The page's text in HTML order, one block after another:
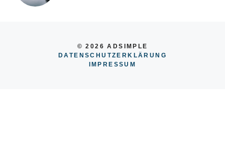
© 2026 ADSIMPLE
DATENSCHUTZERKLÄRUNG
IMPRESSUM